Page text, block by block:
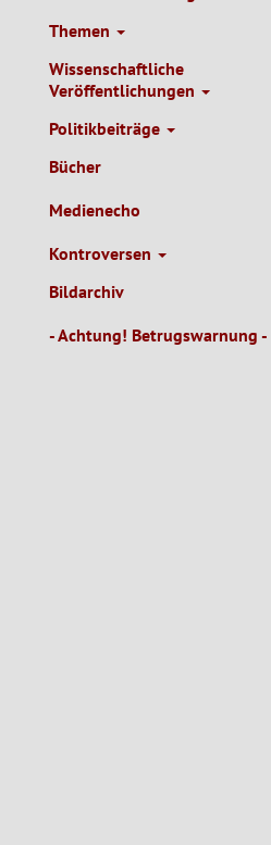
Themen
Wissenschaftliche
Veröffentlichungen
Politikbeiträge
Bücher
Medienecho
Kontroversen
Bildarchiv
- Achtung! Betrugswarnung -